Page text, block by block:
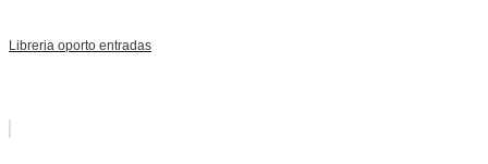
Libreria oporto entradas